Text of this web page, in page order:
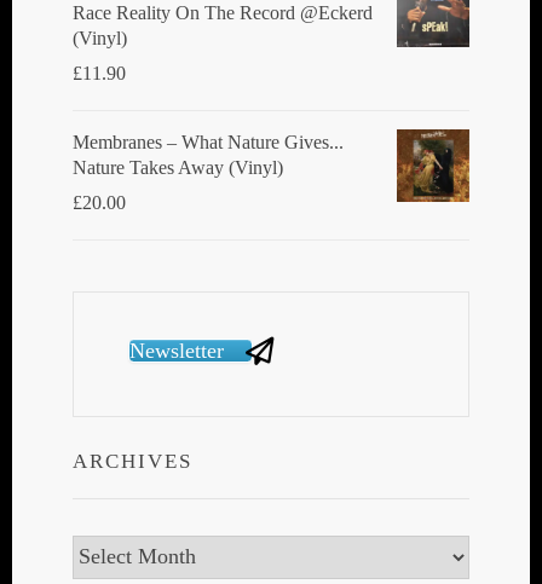
Race Reality On The Record @Eckerd
(Vinyl)
£11.90
Membranes ‎– What Nature Gives...
Nature Takes Away (Vinyl)
£20.00
Newsletter
ARCHIVES
Archives